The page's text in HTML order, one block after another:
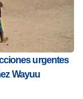
urgentes
Wayuu